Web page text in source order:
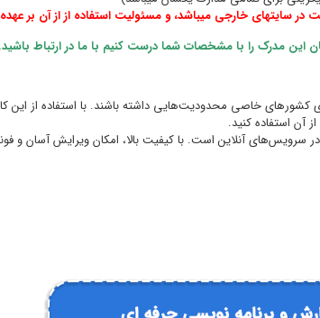
سایتهای خارجی میباشد، و مسئولیت استفاده از از آن بر عهده
این مدرک را با مشخصات شما درست کنیم با ما در ارتباط باشید.
خاصی محدودیت‌هایی داشته باشند. با استفاده از این
آن استفاده کنید.
در سرویس‌های آنلاین است. با کیفیت بالا، امکان ویرایش آسان و